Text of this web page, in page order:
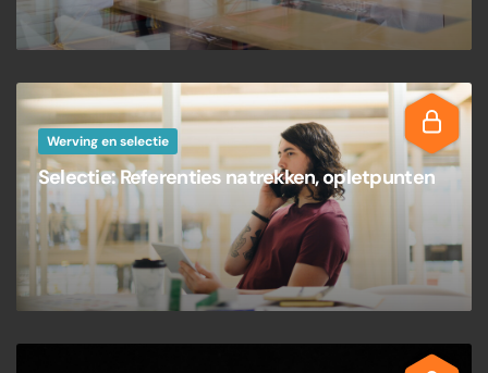
Werving en selectie
Selectie: Referenties natrekken, opletpunten